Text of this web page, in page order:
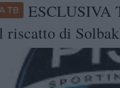
TB
ESCLUSIVA
riscatto di